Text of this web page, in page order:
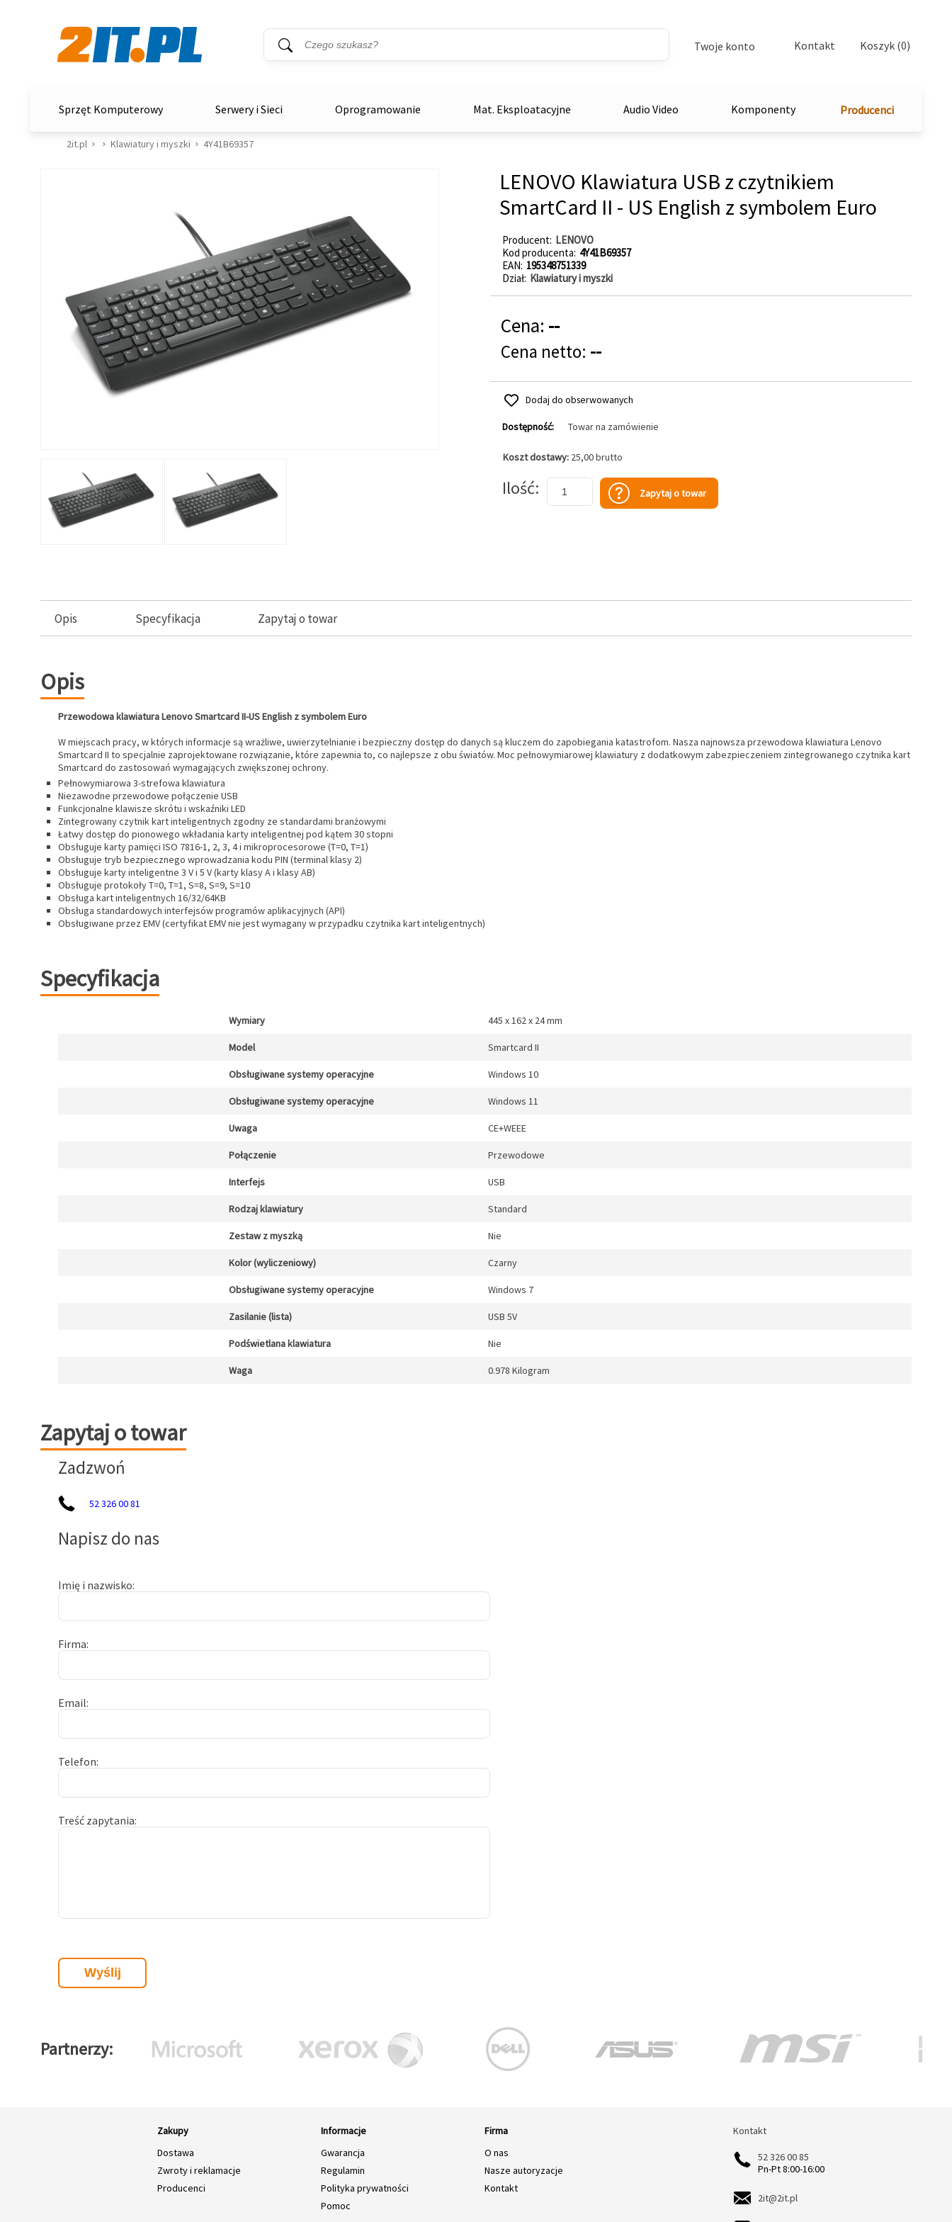
Wyszukiwarka
Słowo kluczowe
Twoje konto Kontakt Koszyk (0)
Sprzęt Komputerowy Serwery i Sieci Oprogramowanie Mat. Eksploatacyjne Audio Video Komponenty Producenci
2it.pl Klawiatury i myszki 4Y41B69357
LENOVO Klawiatura USB z czytnikiem
SmartCard II - US English z symbolem Euro
Producent LENOVO
Kod producenta 4Y41B69357
EAN 195348751339
Dział Klawiatury i myszki
Cena: --
Cena netto: --
Dodaj do obserwowanych
Dostępność: Towar na zamówienie
Koszt dostawy: 25,00 brutto
Ilość Zapytaj o towar
Opis Specyfikacja Zapytaj o towar
Opis
Przewodowa klawiatura Lenovo SmartcardII-US English z symbolem Euro
W miejscach pracy, w których informacje są wrażliwe, uwierzytelnianie i bezpieczny dostęp do danych są kluczem do zapobiegania katastrofom. Nasza najnowsza przewodowa klawiatura Lenovo
Smartcard II to specjalnie zaprojektowane rozwiązanie, które zapewnia to, co najlepsze z obu światów. Moc pełnowymiarowej klawiatury z dodatkowym zabezpieczeniem zintegrowanego czytnika kart
Smartcard do zastosowań wymagających zwiększonej ochrony.
Pełnowymiarowa 3-strefowa klawiatura
Niezawodne przewodowe połączenie USB
Funkcjonalne klawisze skrótu i wskaźniki LED
Zintegrowany czytnik kart inteligentnych zgodny ze standardami branżowymi
Łatwy dostęp do pionowego wkładania karty inteligentnej pod kątem 30 stopni
Obsługuje karty pamięci ISO 7816-1, 2, 3, 4 i mikroprocesorowe (T=0, T=1)
Obsługuje tryb bezpiecznego wprowadzania kodu PIN (terminal klasy 2)
Obsługuje karty inteligentne 3 V i 5 V (karty klasy A i klasy AB)
Obsługuje protokoły T=0, T=1, S=8, S=9, S=10
Obsługa kart inteligentnych 16/32/64KB
Obsługa standardowych interfejsów programów aplikacyjnych (API)
Obsługiwane przez EMV (certyfikat EMV nie jest wymagany w przypadku czytnika kart inteligentnych)
Specyfikacja
Wymiary 445 x 162 x 24 mm
Model Smartcard II
Obsługiwane systemy operacyjne Windows 10
Obsługiwane systemy operacyjne Windows 11
Uwaga CE+WEEE
Połączenie Przewodowe
Interfejs USB
Rodzaj klawiatury Standard
Zestaw z myszką Nie
Kolor (wyliczeniowy) Czarny
Obsługiwane systemy operacyjne Windows 7
Zasilanie (lista) USB 5V
Podświetlana klawiatura Nie
Waga 0.978 Kilogram
Zapytaj o towar
Zapytaj o towar
Zadzwoń
52 326 00 81
Napisz do nas
Imię i nazwisko
Firma
Email
Telefon
Treść zapytania
Partnerzy
Zakupy
Dostawa
Zwroty i reklamacje
Producenci
Informacje
Gwarancja
Regulamin
Polityka prywatności
Pomoc
Firma
O nas
Nasze autoryzacje
Kontakt
Kontakt
Kontakt
52 326 00 85
Pn-Pt 8:00-16:00
2it@2it.pl